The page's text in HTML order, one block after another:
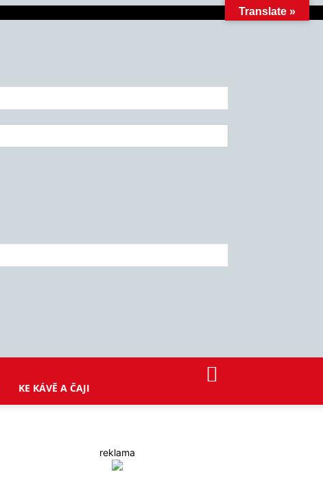
KE KÁVĚ A ČAJI
reklama
Translate »